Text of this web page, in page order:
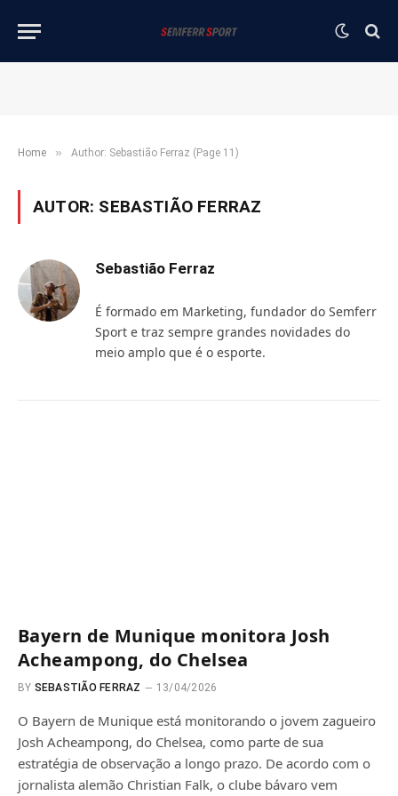
Home » Author: Sebastião Ferraz (Page 11)
AUTOR: SEBASTIÃO FERRAZ
Sebastião Ferraz
É formado em Marketing, fundador do Semferr
Sport e traz sempre grandes novidades do
meio amplo que é o esporte.
Bayern de Munique monitora Josh
Acheampong, do Chelsea
BY SEBASTIÃO FERRAZ 13/04/2026
O Bayern de Munique está monitorando o jovem zagueiro
Josh Acheampong, do Chelsea, como parte de sua
estratégia de observação a longo prazo. De acordo com o
jornalista alemão Christian Falk, o clube bávaro vem